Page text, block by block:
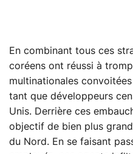
En combinant tous ces
coréens ont réussi à
multinationales
tant que développeurs
Unis. Derrière ces
objectif de bien plus
du Nord. En se faisant